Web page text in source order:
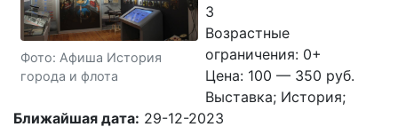
Фото: Афиша История
города и флота
3
Возрастные
ограничения: 0+
Цена: 100 — 350 руб.
Выставка; История;
Ближайшая дата: 29-12-2023